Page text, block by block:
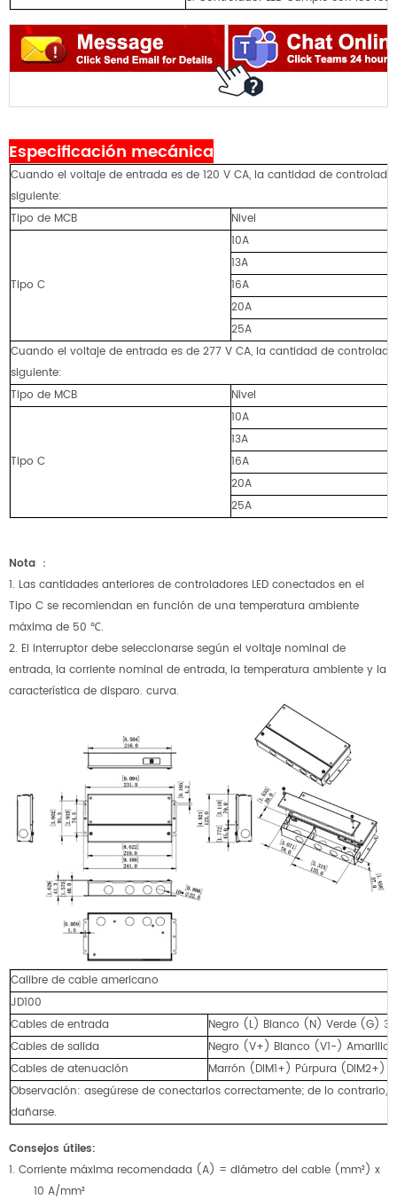
Especificación mecánica
Cuando el voltaje de entrada es de 120 V CA, la cantidad de
siguiente:
Tipo de MCB
Nivel
Tipo C
10A
13A
16A
20A
25A
Cuando el voltaje de entrada es de 277 V CA, la cantidad de
siguiente:
Tipo de MCB
Nivel
Tipo C
10A
13A
16A
20A
25A
Nota ：
1. Las cantidades anteriores de controladores LED conectados en el
Tipo C se recomiendan en función de una temperatura ambiente
máxima de 50 ℃.
2. El interruptor debe seleccionarse según el voltaje nominal de
entrada, la corriente nominal de entrada, la temperatura ambiente y la
característica de disparo. curva.
Calibre de cable americano
JD100
Cables de entrada
Negro (L) Blanco (N) Verde (G)
Cables de salida
Negro (V+) Blanco (V1-) Amarillo
Cables de atenuación
Marrón (DIM1+) Púrpura (DIM2+)
Observación: asegúrese de conectarlos correctamente; de lo
dañarse.
Consejos útiles:
1. Corriente máxima recomendada (A) = diámetro del cable (mm²) x
10 A/mm²